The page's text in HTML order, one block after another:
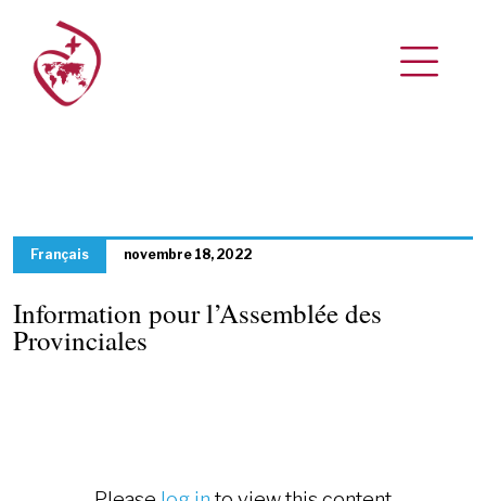
Français novembre 18, 2022
Information pour l’Assemblée des
Provinciales